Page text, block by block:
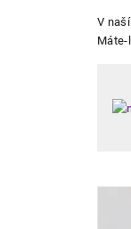
V
Máte-